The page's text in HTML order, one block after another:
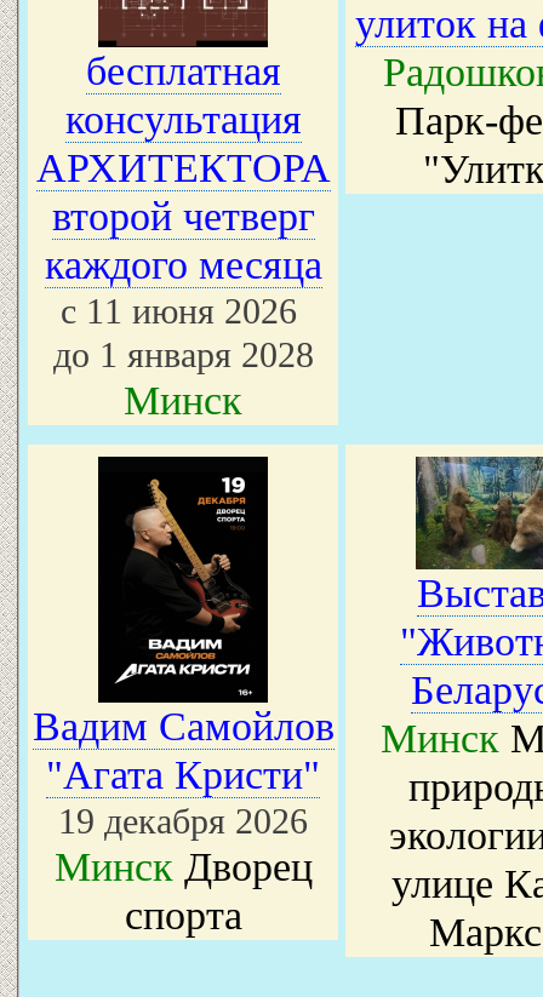
бесплатная
консультация
АРХИТЕКТОРА
второй четверг
каждого месяца
с 11 июня 2026
до 1 января 2028
Минск
улиток на
Парк-
Вадим Самойлов
"Агата Кристи"
19 декабря 2026
Минск Дворец
спорта
Минск
улице